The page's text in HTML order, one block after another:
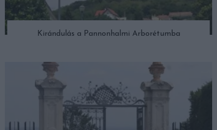
Kirándulás a Pannonhalmi Arborétumba